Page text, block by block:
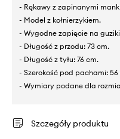
- Rękawy z zapinanymi
- Model z kołnierzykiem.
- Wygodne zapięcie na
- Długość z przodu: 73 cm.
- Długość z tyłu: 76 cm.
- Szerokość pod pachami: 56
- Wymiary podane dla
Szczegóły produktu